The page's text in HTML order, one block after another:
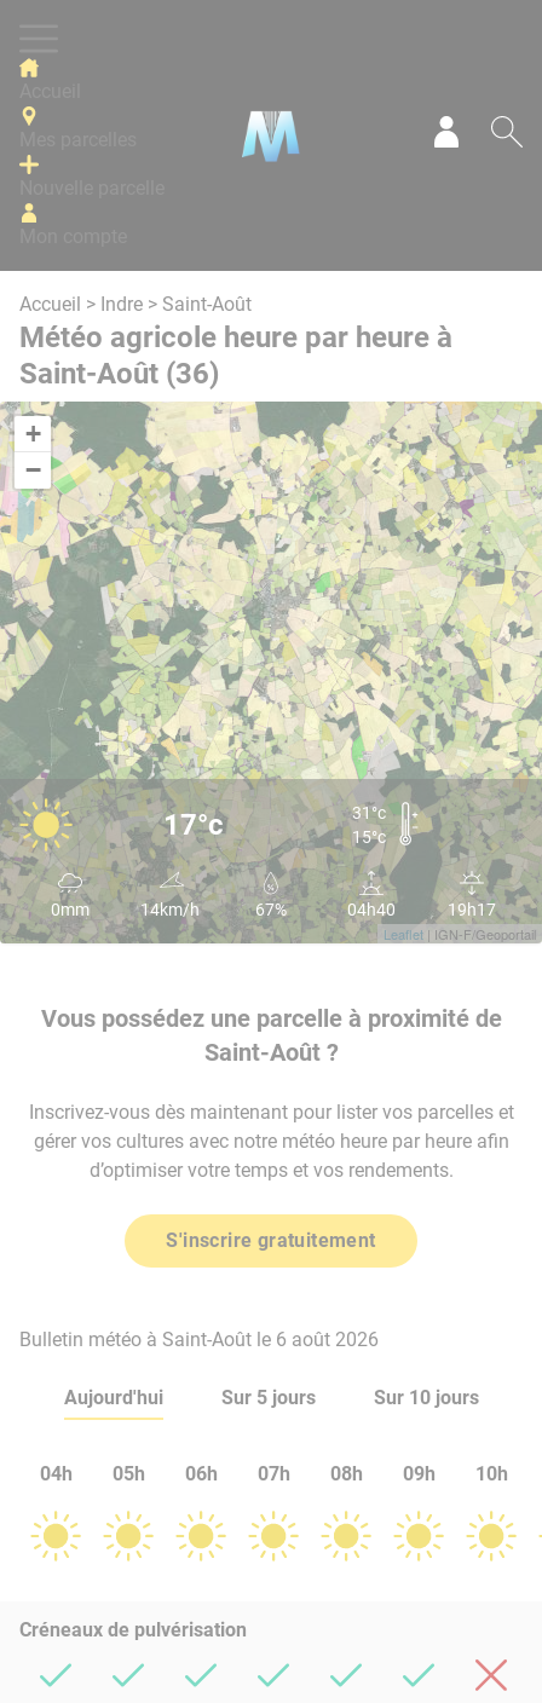
Accueil > Indre > Saint-Août
Météo agricole heure par heure à
Saint-Août (36)
+
−
Leaflet | IGN-F/Geoportail
17°c
31°c
15°c
0mm 14km/h 67% 04h40 19h17
Vous possédez une parcelle à proximité de
Saint-Août ?
Inscrivez-vous dès maintenant pour lister vos parcelles et
gérer vos cultures avec notre météo heure par heure afin
d’optimiser votre temps et vos rendements.
S'inscrire gratuitement
Bulletin météo à Saint-Août le 6 août 2026
Aujourd'hui Sur 5 jours Sur 10 jours
04h 05h 06h 07h 08h 09h 10h
Créneaux de pulvérisation